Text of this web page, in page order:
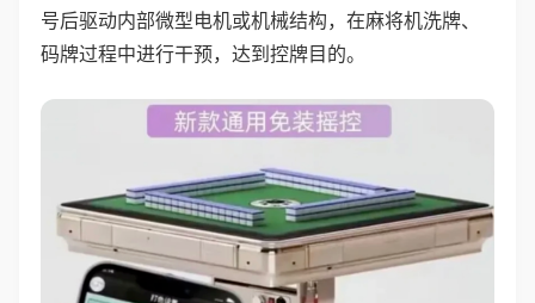
号后驱动内部微型电机或机械结构，在麻将机洗牌、
码牌过程中进行干预，达到控牌目的。